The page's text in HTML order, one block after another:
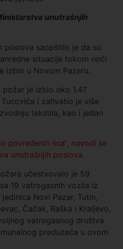
unutrašnjih
poslova saopštilo je da su
situacije tokom noći
izbio u Novom Pazaru.
požar je izbio oko 1.47
i zahvatio je više
tekstila, kao i jedan
povređenih lica“, navodi se
unutrašnjih poslova.
učestvovalo je 59
19 vatrogasnih vozila iz
Novi Pazar, Tutin,
Čačak, Raška i Kraljevo,
vatrogasnog društva
preduzeća u ovom